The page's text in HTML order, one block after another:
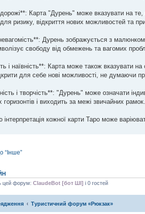
Карта "Дурень" може вказувати на
ризику, відкриття нових можливостей та
Дурень зображується з
свободу від обмежень та вагомих
і наївність**: Карта може також вказувати
для себе нові можливості, не думаючи
і творчість**: "Дурень" може означати
горизонтів і виходить за межі звичайних рамок.
кожної карти Таро може
“Інше”
цей форум: ClaudeBot [бот ШІ] і 0 гостей
Туристичний форум «Рюкзак»